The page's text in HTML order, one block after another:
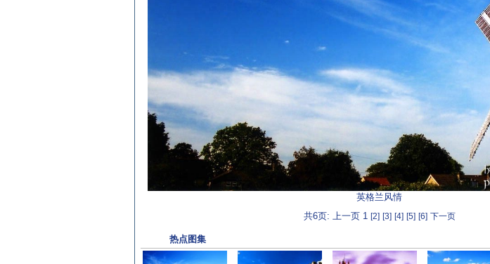
英格兰风情
共6页: 上一页 1 [2] [3] [4] [5] [6] 下一页
热点图集